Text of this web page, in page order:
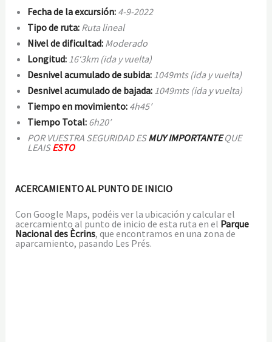
Fecha de la excursión: 4-9-2022
Tipo de ruta: Ruta lineal
Nivel de dificultad: Moderado
Longitud: 16‘3km (ida y vuelta)
Desnivel acumulado de subida: 1049mts (ida y vuelta)
Desnivel acumulado de bajada: 1049mts (ida y vuelta)
Tiempo en movimiento: 4h45′
Tiempo Total: 6h20′
POR VUESTRA SEGURIDAD ESMUY IMPORTANTEQUE
LEAISESTO
ACERCAMIENTO AL PUNTO DE INICIO
Con Google Maps, podéis ver la ubicación y calcular el
acercamiento al punto de inicio de esta ruta en el Parque
Nacional des Ècrins, que encontramos en una zona de
aparcamiento, pasando Les Prés.